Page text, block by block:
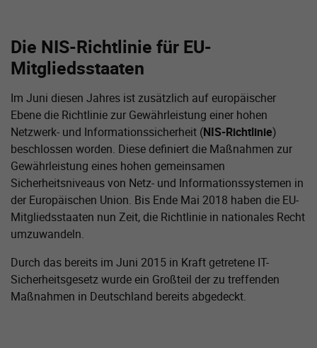
Die NIS-Richtlinie für EU-
Mitgliedsstaaten
Im Juni diesen Jahres ist zusätzlich auf europäischer
Ebene die Richtlinie zur Gewährleistung einer hohen
Netzwerk- und Informationssicherheit (NIS-Richtlinie)
beschlossen worden. Diese definiert die Maßnahmen zur
Gewährleistung eines hohen gemeinsamen
Sicherheitsniveaus von Netz- und Informationssystemen in
der Europäischen Union. Bis Ende Mai 2018 haben die EU-
Mitgliedsstaaten nun Zeit, die Richtlinie in nationales Recht
umzuwandeln.
Durch das bereits im Juni 2015 in Kraft getretene IT-
Sicherheitsgesetz wurde ein Großteil der zu treffenden
Maßnahmen in Deutschland bereits abgedeckt.